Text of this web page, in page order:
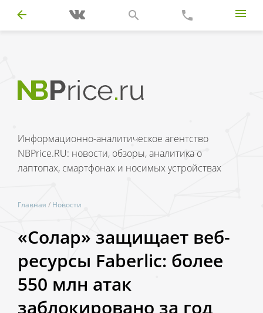
Информационно-аналитическое агентство
NBPrice.RU: новости, обзоры, аналитика о
лаптопах, смартфонах и носимых устройствах
Главная / Новости
«Солар» защищает веб-
ресурсы Faberlic: более
550 млн атак
заблокировано за год